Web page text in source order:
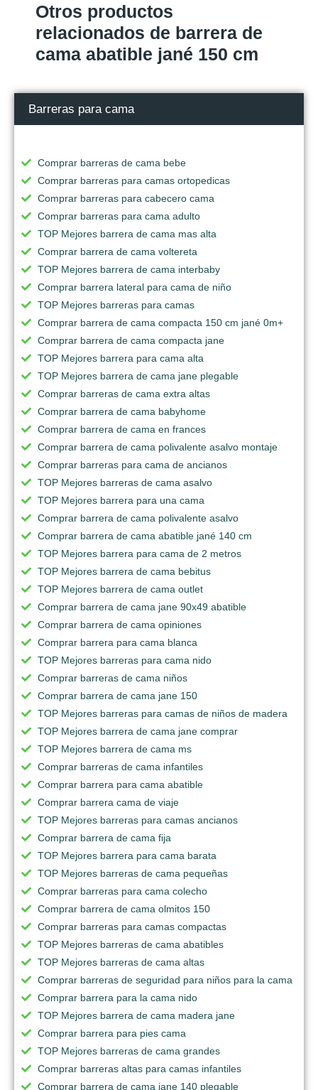
Otros productos
relacionados de barrera de
cama abatible jané 150 cm
Barreras para cama
Comprar barreras de cama bebe
Comprar barreras para camas ortopedicas
Comprar barreras para cabecero cama
Comprar barreras para cama adulto
TOP Mejores barrera de cama mas alta
Comprar barrera de cama voltereta
TOP Mejores barrera de cama interbaby
Comprar barrera lateral para cama de niño
TOP Mejores barreras para camas
Comprar barrera de cama compacta 150 cm jané 0m+
Comprar barrera de cama compacta jane
TOP Mejores barrera para cama alta
TOP Mejores barrera de cama jane plegable
Comprar barreras de cama extra altas
Comprar barrera de cama babyhome
Comprar barrera de cama en frances
Comprar barrera de cama polivalente asalvo montaje
Comprar barreras para cama de ancianos
TOP Mejores barreras de cama asalvo
TOP Mejores barrera para una cama
Comprar barrera de cama polivalente asalvo
Comprar barrera de cama abatible jané 140 cm
TOP Mejores barrera para cama de 2 metros
TOP Mejores barrera de cama bebitus
TOP Mejores barrera de cama outlet
Comprar barrera de cama jane 90x49 abatible
Comprar barrera de cama opiniones
Comprar barrera para cama blanca
TOP Mejores barreras para cama nido
Comprar barreras de cama niños
Comprar barrera de cama jane 150
TOP Mejores barreras para camas de niños de madera
TOP Mejores barrera de cama jane comprar
TOP Mejores barrera de cama ms
Comprar barreras de cama infantiles
Comprar barrera para cama abatible
Comprar barrera cama de viaje
TOP Mejores barreras para camas ancianos
Comprar barrera de cama fija
TOP Mejores barrera para cama barata
TOP Mejores barreras de cama pequeñas
Comprar barreras para cama colecho
Comprar barrera de cama olmitos 150
Comprar barreras para camas compactas
TOP Mejores barreras de cama abatibles
TOP Mejores barreras de cama altas
Comprar barreras de seguridad para niños para la cama
Comprar barrera para la cama nido
TOP Mejores barrera de cama madera jane
Comprar barrera para pies cama
TOP Mejores barreras de cama grandes
Comprar barreras altas para camas infantiles
Comprar barrera de cama jane 140 plegable